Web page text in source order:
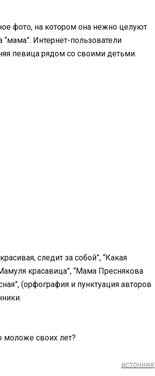
фото, на котором она нежно целуют
Интернет-пользователи
певица рядом со своими детьми.
следит за собой”, “Какая
красавица”, “Мама Преснякова
(орфография и пунктуация авторов
моложе своих лет?
источник